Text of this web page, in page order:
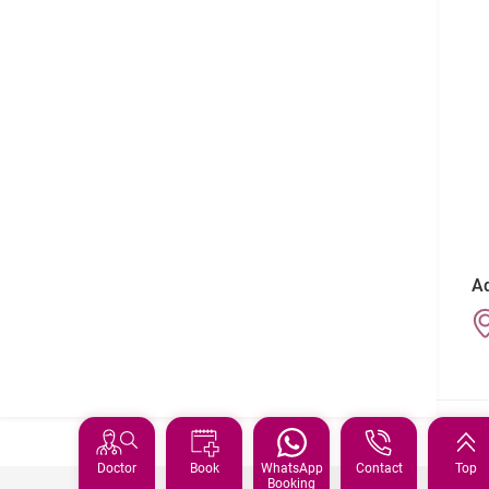
Doctor Book
WhatsApp
Booking
Contact Top